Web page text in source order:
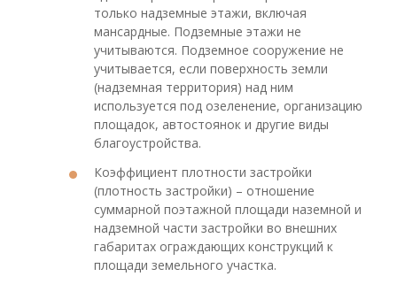
только надземные этажи, включая
мансардные. Подземные этажи не
учитываются. Подземное сооружение не
учитывается, если поверхность земли
(надземная территория) над ним
используется под озеленение, организацию
площадок, автостоянок и другие виды
благоустройства.
Коэффициент плотности застройки
(плотность застройки) – отношение
суммарной поэтажной площади наземной и
надземной части застройки во внешних
габаритах ограждающих конструкций к
площади земельного участка.